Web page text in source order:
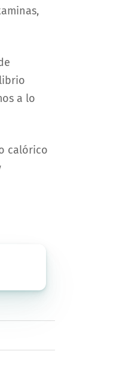
a lo
calórico